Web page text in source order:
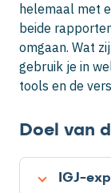
helemaal met
beide
omgaan. Wat
gebruik je in
tools en de
Doel van
IGJ-